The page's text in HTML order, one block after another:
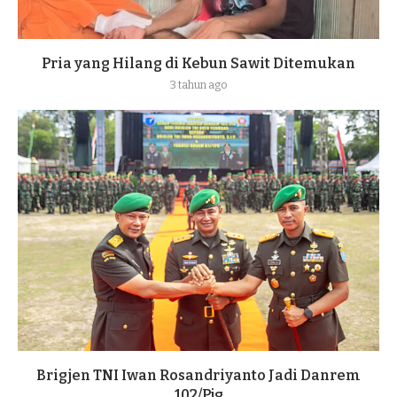
Pria yang Hilang di Kebun Sawit Ditemukan
3 tahun ago
Brigjen TNI Iwan Rosandriyanto Jadi Danrem